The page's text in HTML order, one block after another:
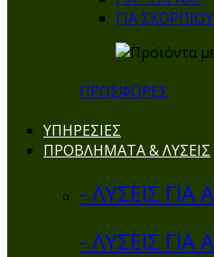
ΓΙΑ
ΠΡΟΣΦΟΡΕΣ
ΥΠΗΡΕΣΙΕΣ
ΠΡΟΒΛΗΜΑΤΑ & ΛΥΣΕΙΣ
- ΛΥΣΕΙΣ
- ΛΥΣΕΙΣ